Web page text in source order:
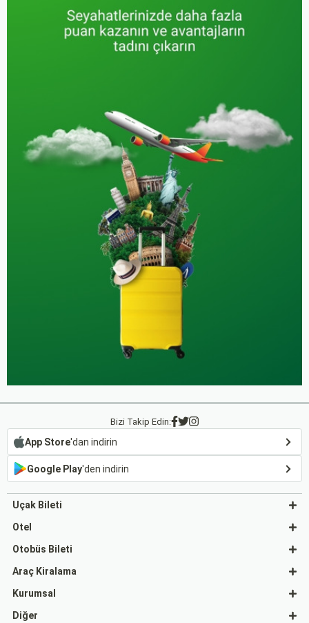
Bizi Takip Edin:
App Store'dan indirin
Google Play'den indirin
Uçak Bileti
Otel
Otobüs Bileti
Araç Kiralama
Kurumsal
Diğer